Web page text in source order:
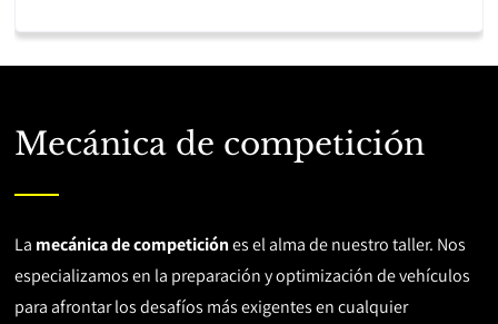
Mecánica de competición
La mecánica de competiciónes el alma de nuestro taller. Nos
especializamos en la preparación y optimización de vehículos
para afrontar los desafíos más exigentes en cualquier